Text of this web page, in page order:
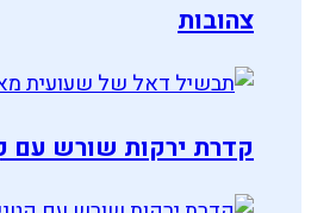
צהובות
קדרת ירקות שורש עם